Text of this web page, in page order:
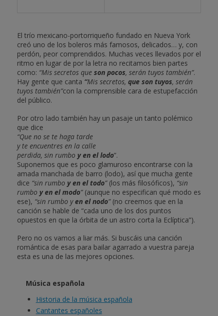
El trío mexicano-portorriqueño fundado en Nueva York
creó uno de los boleros más famosos, delicados… y, con
perdón, peor comprendidos. Muchas veces llevados por el
ritmo en lugar de por la letra no recitamos bien partes
como: “Mis secretos que son pocos, serán tuyos también”.
Hay gente que canta “Mis secretos, que son tuyos, serán
tuyos también”con la comprensible cara de estupefacción
del público.
Por otro lado también hay un pasaje un tanto polémico
que dice
“Que no se te haga tarde
y te encuentres en la calle
perdida, sin rumbo y en el lodo”.
Suponemos que es poco glamuroso encontrarse con la
amada manchada de barro (lodo), así que mucha gente
dice “sin rumbo y en el todo”(los más filosóficos), “sin
rumbo y en el modo”(aunque no especifican qué modo es
ese), “sin rumbo yen el nodo”(no creemos que en la
canción se hable de “cada uno de los dos puntos
opuestos en que la órbita de un astro corta la Eclíptica”).
Pero no os vamos a liar más. Si buscáis una canción
romántica de esas para bailar agarrado a vuestra pareja
esta es una de las mejores opciones.
Música española
Historia de la música española
Cantantes españoles